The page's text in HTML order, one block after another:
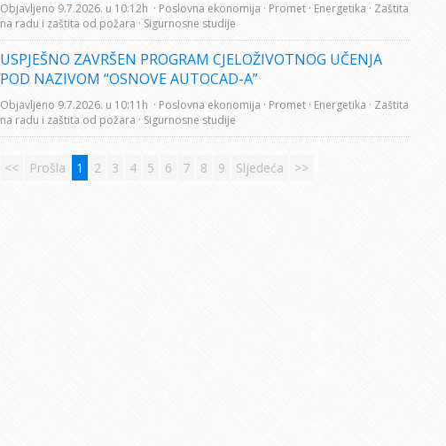
Objavljeno 9.7.2026. u 10:12h · Poslovna ekonomija · Promet · Energetika · Zaštita
na radu i zaštita od požara · Sigurnosne studije
USPJEŠNO ZAVRŠEN PROGRAM CJELOŽIVOTNOG UČENJA
POD NAZIVOM “OSNOVE AUTOCAD-A”
Objavljeno 9.7.2026. u 10:11h · Poslovna ekonomija · Promet · Energetika · Zaštita
na radu i zaštita od požara · Sigurnosne studije
<< Prošla 1 2 3 4 5 6 7 8 9 Sljedeća >>